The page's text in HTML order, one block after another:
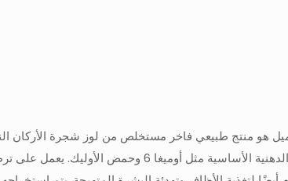
هو منتج طبيعي فاخر مستخلص من لوز شجرة الأركان
، والأحماض الدهنية الأساسية مثل